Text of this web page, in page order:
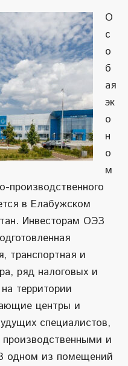
О
с
о
б
ая
эк
о
н
о
м
производственного
в Елабужском
Инвесторам ОЭЗ
транспортная и
ряд налоговых и
территории
центры и
специалистов,
и
одном из помещений